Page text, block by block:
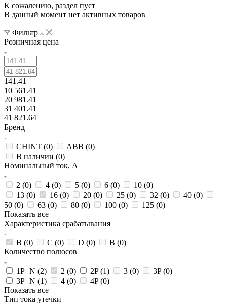
К сожалению, раздел пуст
В данный момент нет активных товаров
Фильтр
Розничная цена
141.41
10 561.41
20 981.41
31 401.41
41 821.64
Бренд
CHINT (0) ABB (0)
В наличии (0)
Номинальный ток, А
2 (0) 4 (0) 5 (0) 6 (0) 10 (0)
13 (0) 16 (0) 20 (0) 25 (0) 32 (0) 40 (0)
50 (0) 63 (0) 80 (0) 100 (0) 125 (0)
Показать все
Характеристика срабатывания
B (0) C (0) D (0) В (0)
Количество полюсов
1P+N (2) 2 (0) 2P (1) 3 (0) 3P (0)
3P+N (1) 4 (0) 4P (0)
Показать все
Тип тока утечки